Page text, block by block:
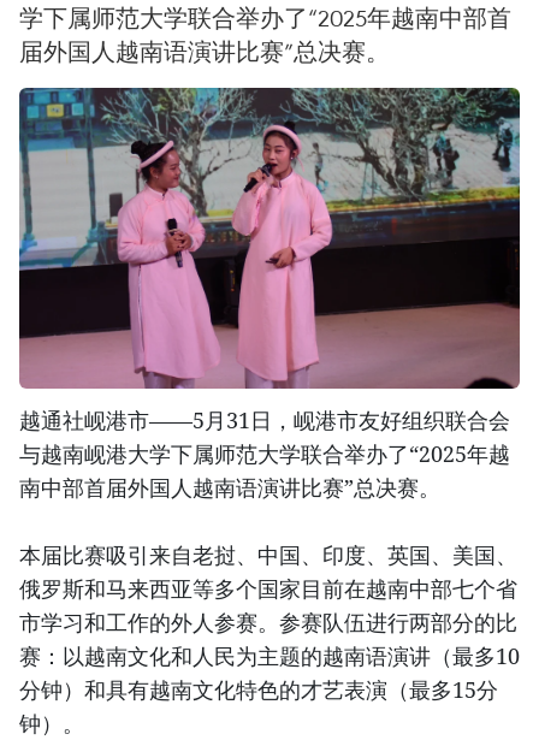
学下属师范大学联合举办了“2025年越南中部首
届外国人越南语演讲比赛”总决赛。
越通社岘港市——5月31日，岘港市友好组织联合会
与越南岘港大学下属师范大学联合举办了“2025年越
南中部首届外国人越南语演讲比赛”总决赛。
本届比赛吸引来自老挝、中国、印度、英国、美国、
俄罗斯和马来西亚等多个国家目前在越南中部七个省
市学习和工作的外人参赛。参赛队伍进行两部分的比
赛：以越南文化和人民为主题的越南语演讲（最多10
分钟）和具有越南文化特色的才艺表演（最多15分
钟）。